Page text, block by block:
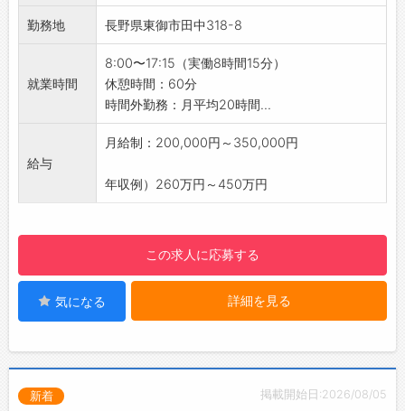
・仕事と生活のバランスを取りながら働けます
◎
・週末や祝日もきちんと休めるため、予定を立
てやすいです♪
【やりがい】
・経験や知識を最大限に活かし、技術とスピー
て活躍できます！
感じられる職場環境です！
・品質を最優先に考え、変化に柔軟に対応する
姿勢で、新しい価値の創造にチャレンジできま
・「人にやさしい」「地球にやさしい」をモッ
しています。
勤務地 長野県東御市田中318-8
就業時間
8:00〜17:15（実働8時間15分）
休憩時間：60分
時間外勤務：月平均20時間...
給与
月給制：200,000円～350,000円
年収例）260万円～450万円
この求人に応募する
気になる 詳細を見る
掲載開始日:2026/08/05
新着